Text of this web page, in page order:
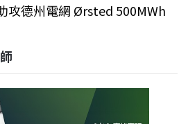
攻德州電網 Ørsted 500MWh